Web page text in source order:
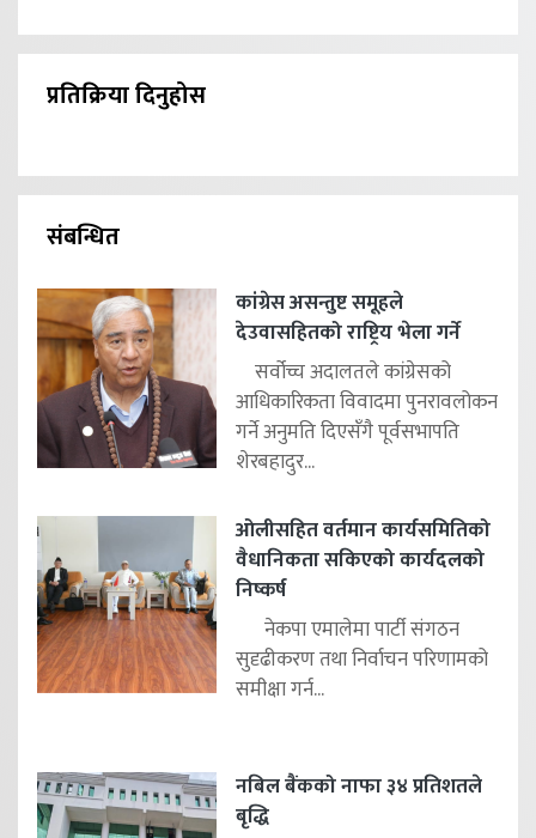
प्रतिक्रिया दिनुहोस
संबन्धित
कांग्रेस असन्तुष्ट समूहले
देउवासहितको राष्ट्रिय भेला गर्ने
सर्वोच्च अदालतले कांग्रेसको
आधिकारिकता विवादमा पुनरावलोकन
गर्ने अनुमति दिएसँगै पूर्वसभापति
शेरबहादुर...
ओलीसहित वर्तमान कार्यसमितिको
वैधानिकता सकिएको कार्यदलको
निष्कर्ष
नेकपा एमालेमा पार्टी संगठन
सुदृढीकरण तथा निर्वाचन परिणामको
समीक्षा गर्न...
नबिल बैंकको नाफा ३४ प्रतिशतले
बृद्धि